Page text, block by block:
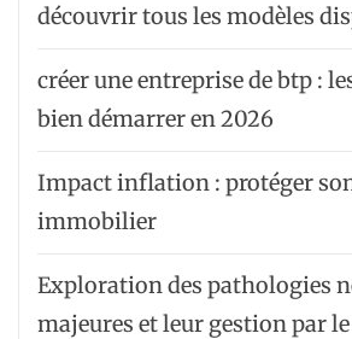
découvrir tous les modèles
créer une entreprise de btp :
bien démarrer en 2026
Impact inflation : protéger
immobilier
Exploration des pathologies
majeures et leur gestion par